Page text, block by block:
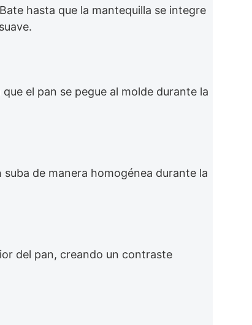
hasta que la mantequilla se integre
el pan se pegue al molde durante la
de manera homogénea durante la
del pan, creando un contraste